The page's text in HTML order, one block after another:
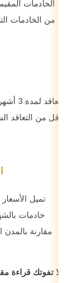
الخادمات
من الخادمات
أقل من التعاقد
تميل
خادمات
مقارنة بالمدن
لا تفوتك قراءة